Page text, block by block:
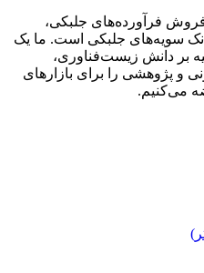
فرآورده‌های جلبکی،
سویه‌های جلبکی است. ما یک
بر دانش زیست‌فناوری،
و پژوهشی را برای بازارهای
می‌کنیم.